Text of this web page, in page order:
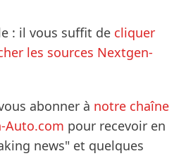
: il vous suffit de cliquer
les sources Nextgen-
abonner à notre chaîne
Auto.com pour recevoir en
news" et quelques